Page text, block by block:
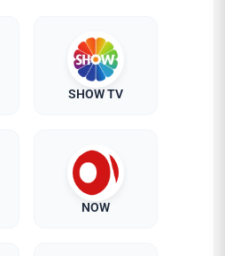
SHOW TV
NOW